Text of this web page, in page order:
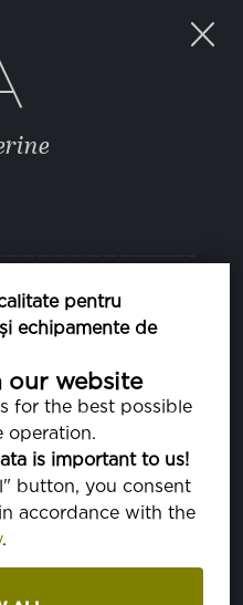
pentru
echipamente de
our website
for the best possible
operation.
is important to us!
button, you consent
accordance with the
.